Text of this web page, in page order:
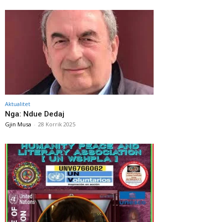
Aktualitet
Nga: Ndue Dedaj
Gjin Musa - 28 Korrik 2025